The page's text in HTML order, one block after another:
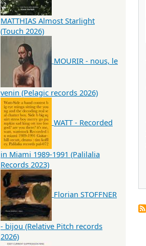
MATTHIAS Almost Starlight
(Touch 2026)
MOURIR - nous, le
venin (Pelagic records 2026)
WATT - Recorded
in Miami 1989-1991 (Palilalia
Records 2023)
Florian STOFFNER
- bijou (Relative Pitch records
2026)